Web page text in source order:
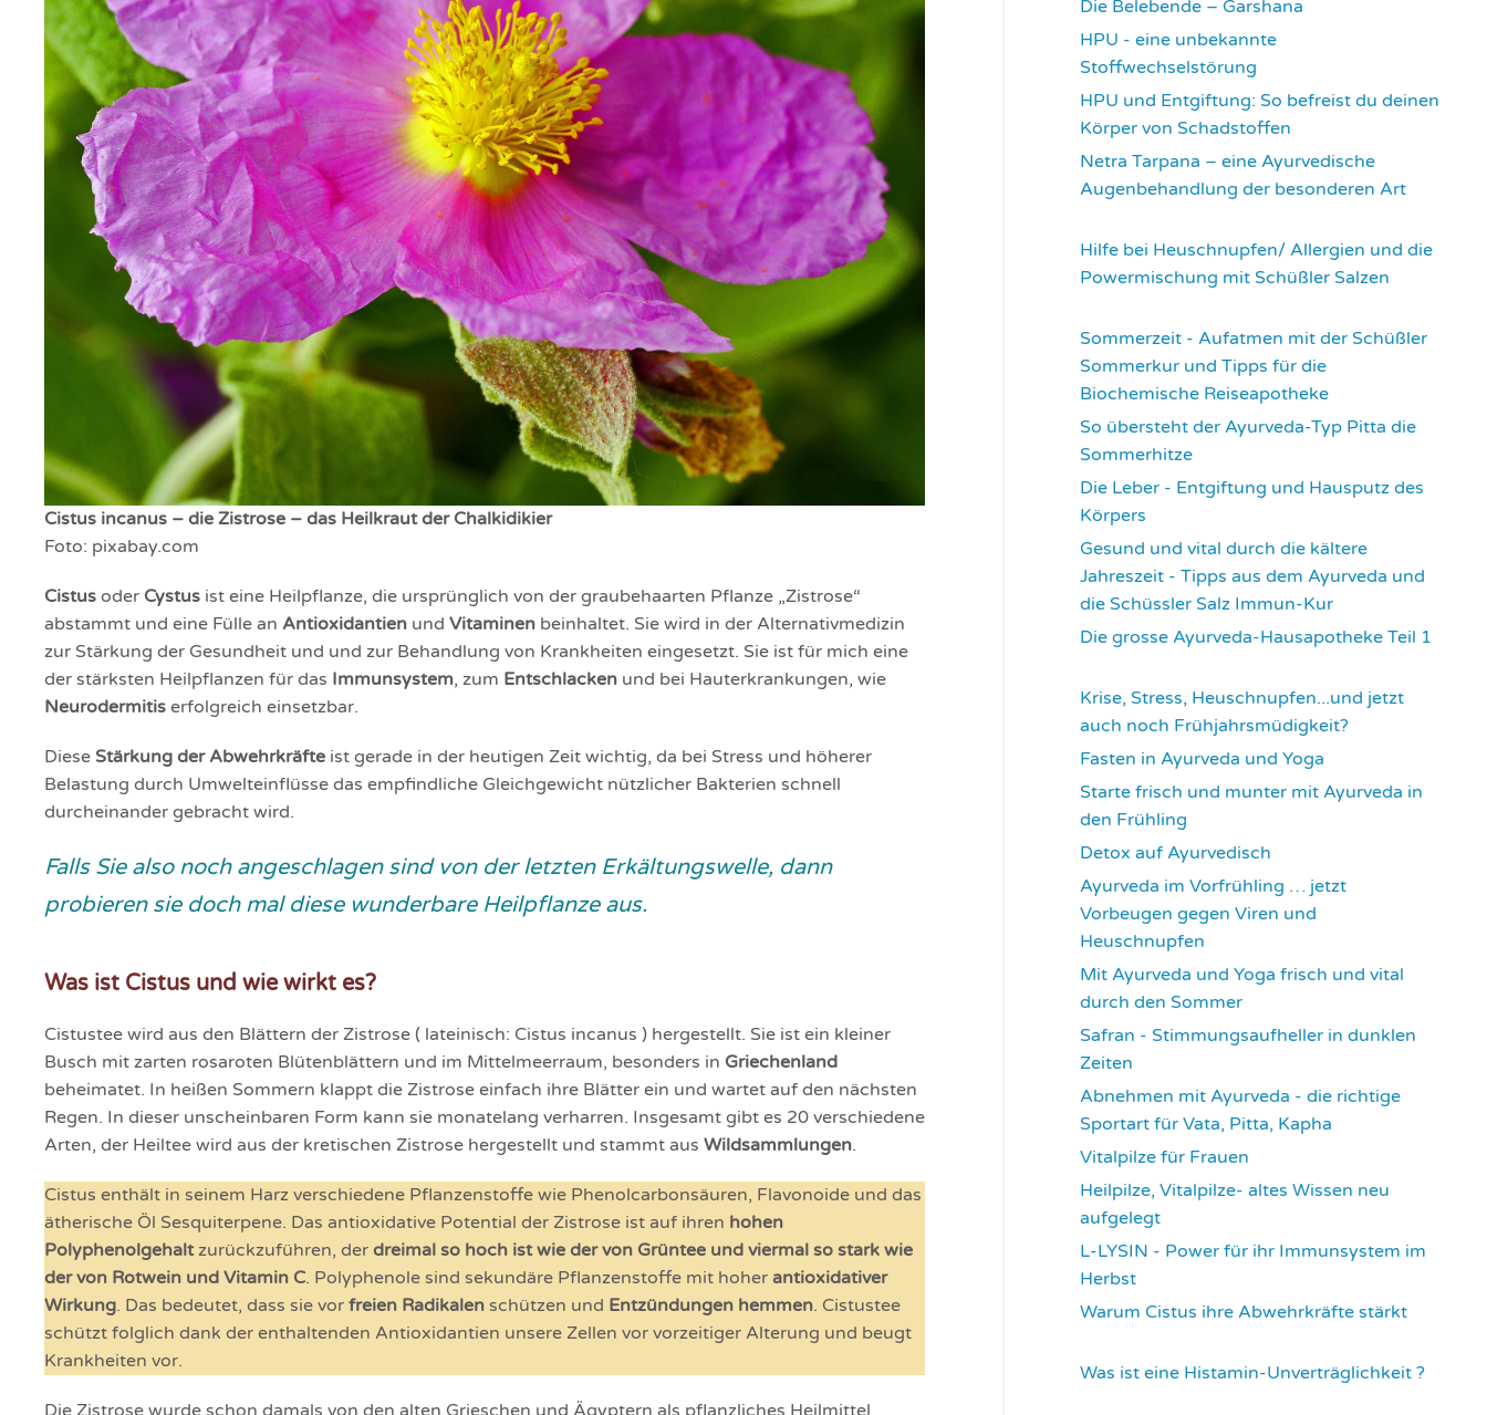
Cistus incanus – die Zistrose – das Heilkraut der Chalkidikier
Foto: pixabay.com
Cistus oder Cystus ist eine Heilpflanze, die ursprünglich von der graubehaarten Pflanze „Zistrose“
abstammt und eine Fülle an Antioxidantien und Vitaminen beinhaltet. Sie wird in der Alternativmedizin
zur Stärkung der Gesundheit und und zur Behandlung von Krankheiten eingesetzt. Sie ist für mich eine
der stärksten Heilpflanzen für das Immunsystem, zum Entschlacken und bei Hauterkrankungen, wie
Neurodermitis erfolgreich einsetzbar.
Diese Stärkung der Abwehrkräfte ist gerade in der heutigen Zeit wichtig, da bei Stress und höherer
Belastung durch Umwelteinflüsse das empfindliche Gleichgewicht nützlicher Bakterien schnell
durcheinander gebracht wird.
Falls Sie also noch angeschlagen sind von der letzten Erkältungswelle, dann
probieren sie doch mal diese wunderbare Heilpflanze aus.
Was ist Cistus und wie wirkt es?
Cistustee wird aus den Blättern der Zistrose ( lateinisch: Cistus incanus ) hergestellt. Sie ist ein kleiner
Busch mit zarten rosaroten Blütenblättern und im Mittelmeerraum, besonders in Griechenland
beheimatet. In heißen Sommern klappt die Zistrose einfach ihre Blätter ein und wartet auf den nächsten
Regen. In dieser unscheinbaren Form kann sie monatelang verharren. Insgesamt gibt es 20 verschiedene
Arten, der Heiltee wird aus der kretischen Zistrose hergestellt und stammt aus Wildsammlungen.
Cistus enthält in seinem Harz verschiedene Pflanzenstoffe wie Phenolcarbonsäuren, Flavonoide und das
ätherische Öl Sesquiterpene. Das antioxidative Potential der Zistrose ist auf ihren hohen
Polyphenolgehaltzurückzuführen, der dreimal so hoch ist wie der von Grüntee und viermal so stark wie
der von Rotwein und Vitamin C. Polyphenole sind sekundäre Pflanzenstoffe mit hoher antioxidativer
Wirkung. Das bedeutet, dass sie vor freien Radikalen schützen und Entzündungen hemmen. Cistustee
schützt folglich dank der enthaltenden Antioxidantien unsere Zellen vor vorzeitiger Alterung und beugt
Krankheiten vor.
Die Belebende – Garshana
HPU - eine unbekannte
Stoffwechselstörung
HPU und Entgiftung: So befreist du deinen
Körper von Schadstoffen
Netra Tarpana – eine Ayurvedische
Augenbehandlung der besonderen Art
Hilfe bei Heuschnupfen/ Allergien und die
Powermischung mit Schüßler Salzen
Sommerzeit - Aufatmen mit der Schüßler
Sommerkur und Tipps für die
Biochemische Reiseapotheke
So übersteht der Ayurveda-Typ Pitta die
Sommerhitze
Die Leber - Entgiftung und Hausputz des
Körpers
Gesund und vital durch die kältere
Jahreszeit - Tipps aus dem Ayurveda und
die Schüssler Salz Immun-Kur
Die grosse Ayurveda-Hausapotheke Teil 1
Krise, Stress, Heuschnupfen...und jetzt
auch noch Frühjahrsmüdigkeit?
Fasten in Ayurveda und Yoga
Starte frisch und munter mit Ayurveda in
den Frühling
Detox auf Ayurvedisch
Ayurveda im Vorfrühling … jetzt
Vorbeugen gegen Viren und
Heuschnupfen
Mit Ayurveda und Yoga frisch und vital
durch den Sommer
Safran - Stimmungsaufheller in dunklen
Zeiten
Abnehmen mit Ayurveda - die richtige
Sportart für Vata, Pitta, Kapha
Vitalpilze für Frauen
Heilpilze, Vitalpilze- altes Wissen neu
aufgelegt
L-LYSIN - Power für ihr Immunsystem im
Herbst
Warum Cistus ihre Abwehrkräfte stärkt
Was ist eine Histamin-Unverträglichkeit ?